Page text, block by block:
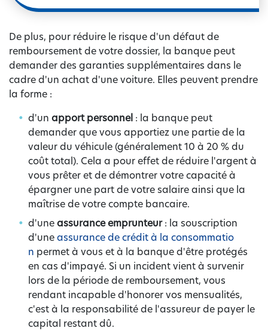
De plus, pour réduire le risque d'un défaut de
remboursement de votre dossier, la banque peut
demander des garanties supplémentaires dans le
cadre d'un achat d'une voiture. Elles peuvent prendre
la forme :
d'un apport personnel : la banque peut
demander que vous apportiez une partie de la
valeur du véhicule (généralement 10 à 20 % du
coût total). Cela a pour effet de réduire l'argent à
vous prêter et de démontrer votre capacité à
épargner une part de votre salaire ainsi que la
maîtrise de votre compte bancaire.
d'uneassurance emprunteur: la souscription
d'uneassurance de crédit à la consommatio
n permet à vous et à la banque d'être protégés
en cas d'impayé. Si un incident vient à survenir
lors de la période de remboursement, vous
rendant incapable d'honorer vos mensualités,
c'est à la responsabilité de l'assureur de payer le
capital restant dû.